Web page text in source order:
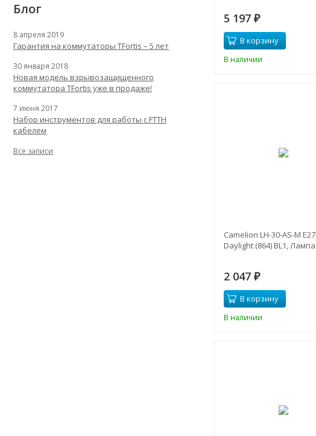
5 197 ₽
В корзину
В наличии
Camelion LH-30-AS-M E27
Daylight (864) BL1, Лампа
2 047 ₽
В корзину
В наличии
Блог
8 апреля 2019
Гарантия на коммутаторы TFortis – 5 лет
30 января 2018
Новая модель взрывозащищенного
коммутатора TFortis уже в продаже!
7 июня 2017
Набор инструментов для работы с FTTH
кабелем
Все записи